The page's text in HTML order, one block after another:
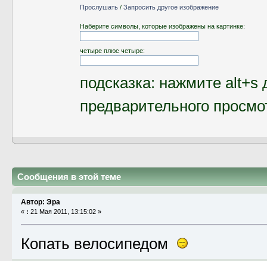
Прослушать/ Запросить другое изображение
Наберите символы, которые изображены на картинке:
четыре плюс четыре:
подсказка: нажмите alt+s
предварительного
Сообщения в этой теме
Автор: Эра
« : 21 Мая 2011, 13:15:02 »
Копать велосипедом